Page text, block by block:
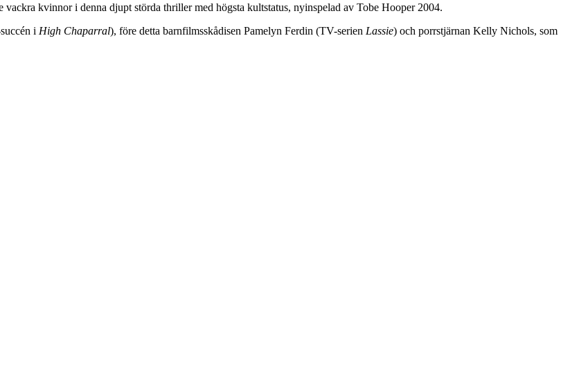
kvinnor i denna djupt störda thriller med högsta kultstatus, nyinspelad av Tobe Hooper 2004.
i High Chaparral), före detta barnfilmsskådisen Pamelyn Ferdin (TV-serien Lassie) och porrstjärnan Kelly Nichols, som